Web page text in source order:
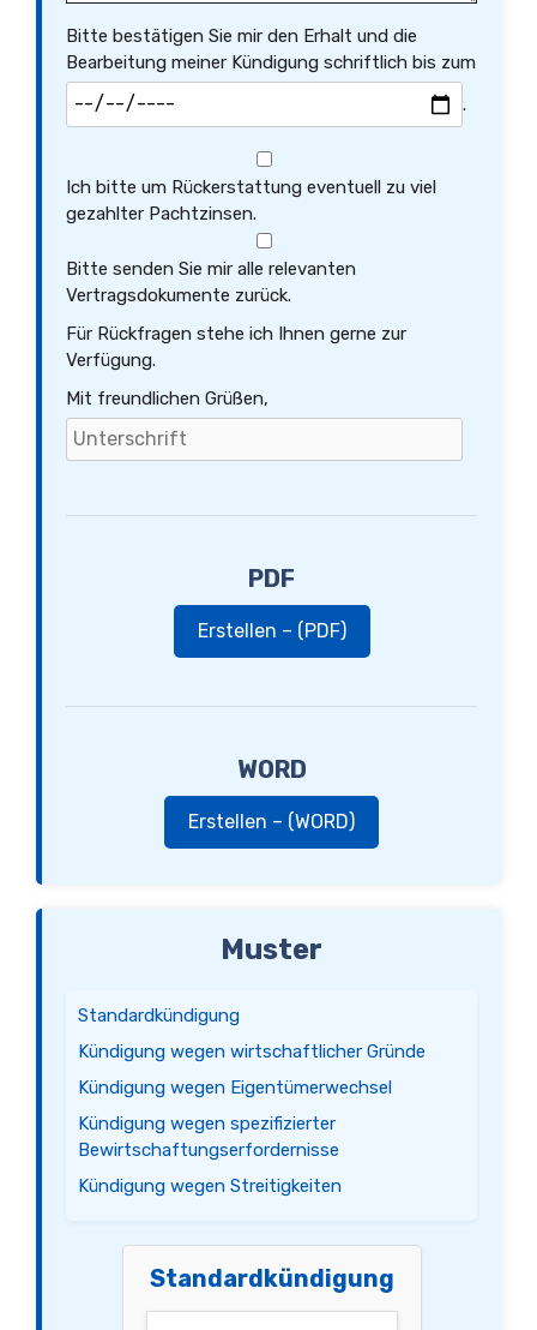
Bitte bestätigen Sie mir den Erhalt und die
Bearbeitung meiner Kündigung schriftlich bis zum
.
Ich bitte um Rückerstattung eventuell zu viel
gezahlter Pachtzinsen.
Bitte senden Sie mir alle relevanten
Vertragsdokumente zurück.
Für Rückfragen stehe ich Ihnen gerne zur
Verfügung.
Mit freundlichen Grüßen,
PDF
Erstellen – (PDF)
WORD
Erstellen – (WORD)
Muster
Standardkündigung
Kündigung wegen wirtschaftlicher Gründe
Kündigung wegen Eigentümerwechsel
Kündigung wegen spezifizierter
Bewirtschaftungserfordernisse
Kündigung wegen Streitigkeiten
Standardkündigung